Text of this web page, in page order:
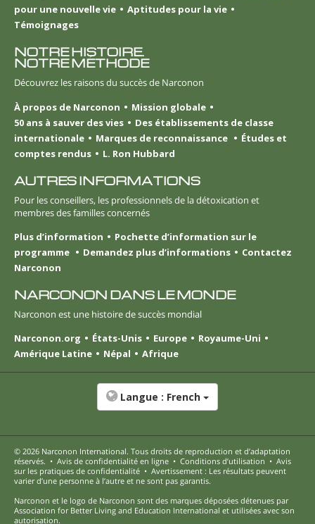
pour une nouvelle vie
Aptitudes pour la vie
Témoignages
NOTRE HISTOIRE.
NOTRE MÉTHODE
Découvrez les raisons du succès de Narconon
À propos de Narconon
Mission globale
50 ans à sauver des vies
Des établissements de classe
internationale
Marques de reconnaissance
Études et
comptes rendus
L. Ron Hubbard
AUTRES INFORMATIONS
Pour les conseillers, les professionnels de la détoxication et
membres des familles concernés
Plus d’information
Pochette d’information sur le
programme
Demandez plus d’informations
Contactez
Narconon
NARCONON DANS LE MONDE
Narconon est une histoire de succès mondial
Narconon.org
États-Unis Europe
Royaume-Uni
Amérique Latine
Népal Afrique
Langue : French
© 2026 Narconon International. Tous droits de reproduction et d’adaptation
réservés. • Avis de confidentialité en ligne • Conditions d’utilisation • Avis
sur les pratiques de confidentialité • Avertissement : Les résultats peuvent
varier d’une personne à l’autre et ne sont pas garantis.
Narconon et le logo de Narconon sont des marques déposées détenues par
Association for Better Living and Education International et utilisées avec son
autorisation.